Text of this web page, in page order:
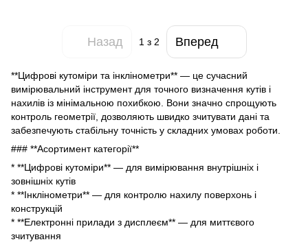
Назад 1 з 2 Вперед
**Цифрові кутоміри та інклінометри** — це сучасний
вимірювальний інструмент для точного визначення кутів і
нахилів із мінімальною похибкою. Вони значно спрощують
контроль геометрії, дозволяють швидко зчитувати дані та
забезпечують стабільну точність у складних умовах роботи.
### **Асортимент категорії**
* **Цифрові кутоміри** — для вимірювання внутрішніх і
зовнішніх кутів
* **Інклінометри** — для контролю нахилу поверхонь і
конструкцій
* **Електронні прилади з дисплеєм** — для миттєвого
зчитування